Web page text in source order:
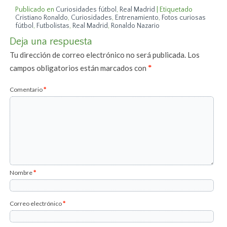
Publicado en Curiosidades fútbol , Real Madrid
Etiquetado
Cristiano Ronaldo, Curiosidades, Entrenamiento, Fotos curiosas
fútbol , Futbolistas, Real Madrid, Ronaldo Nazario
Deja una respuesta
Tu dirección de correo electrónico no será publicada. Los
campos obligatorios están marcados con*
Comentario*
Nombre*
Correo electrónico*